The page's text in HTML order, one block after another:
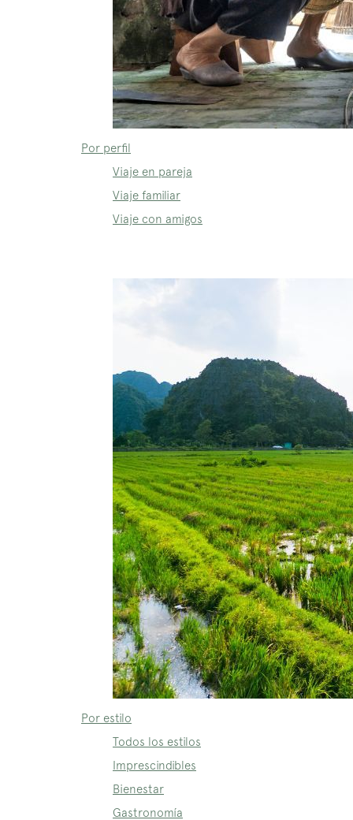
Por perfil
Viaje en pareja
Viaje familiar
Viaje con amigos
Por estilo
Todos los estilos
Imprescindibles
Bienestar
Gastronomía